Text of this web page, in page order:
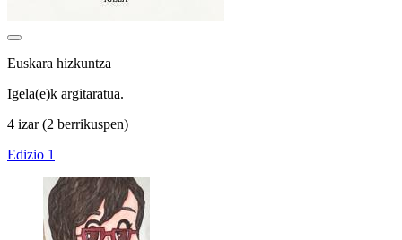
Euskara hizkuntza
Igela(e)k argitaratua.
4 izar(2 berrikuspen)
Edizio 1